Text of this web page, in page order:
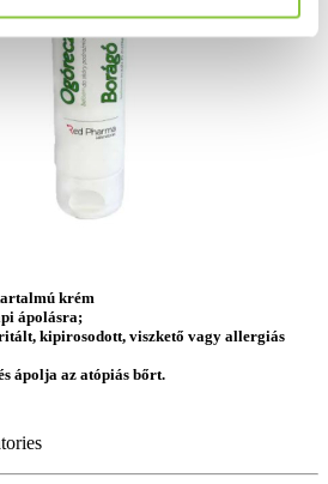
krém
ápolásra;
kipirosodott, viszkető vagy allergiás
ápolja az atópiás bőrt.